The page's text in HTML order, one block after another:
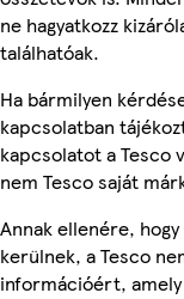
ne hagyatkozz
találhatóak.
Ha bármilyen
kapcsolatban
kapcsolatot a Tesco
nem Tesco saját
Annak ellenére,
kerülnek, a Tesco
információért,